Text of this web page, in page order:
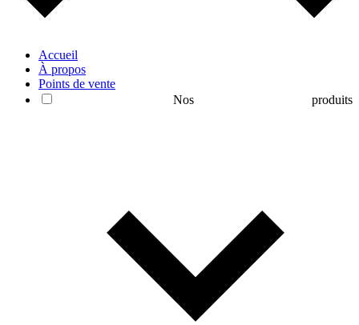
Accueil
À propos
Points de vente
Nos produits